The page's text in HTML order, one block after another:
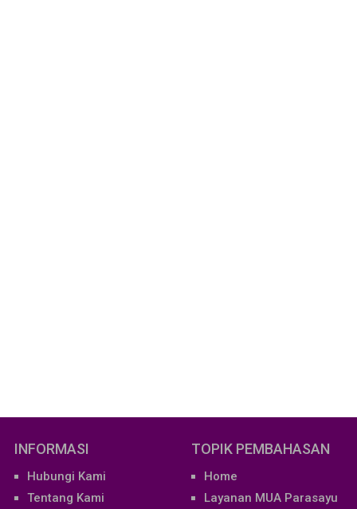
INFORMASI
Hubungi Kami
Tentang Kami
TOPIK PEMBAHASAN
Home
Layanan MUA Parasayu